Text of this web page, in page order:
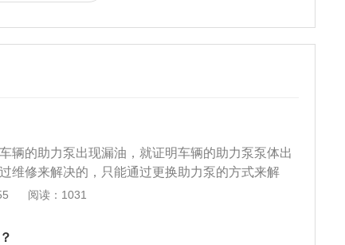
辆的助力泵出现漏油，就证明车辆的助力泵泵体出
维修来解决的，只能通过更换助力泵的方式来解
辆行车安全。注意事项：1、液压助力转向泵在使
情况，使用的助力油必须保持清洁。定期更换助
阅读：1031